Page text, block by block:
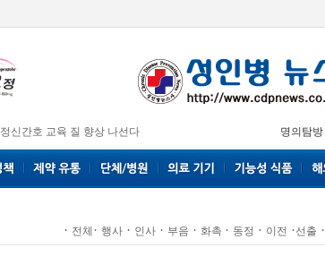
정신간호 교육 질 향상 나선다 명의탐방
· 전체 · 행사· 인사· 부음 · 화촉 · 동정 · 이전 ·선출 ·